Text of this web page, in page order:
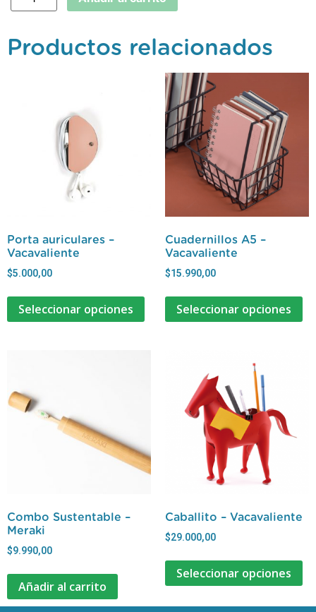
Productos relacionados
Porta auriculares –
Vacavaliente
$5.000,00
Seleccionar opciones
Cuadernillos A5 –
Vacavaliente
$15.990,00
Seleccionar opciones
Combo Sustentable –
Meraki
$9.990,00
Añadir al carrito
Caballito – Vacavaliente
$29.000,00
Seleccionar opciones